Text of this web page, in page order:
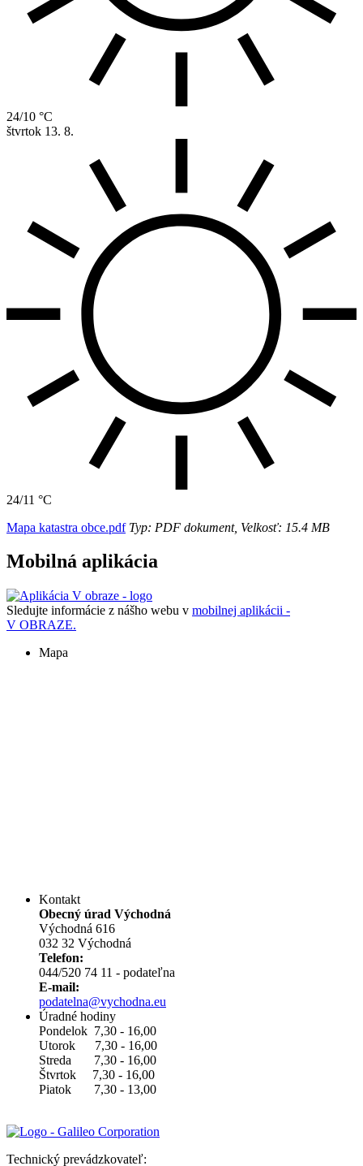
24/10 °C
štvrtok 13. 8.
24/11 °C
Mapa katastra obce.pdfTyp: PDF dokument, Velkosť: 15.4 MB
Mobilná aplikácia
Sledujte informácie z nášho webu v mobilnej aplikácii -
V OBRAZE.
Mapa
Kontakt
Obecný úrad Východná
Východná 616
032 32 Východná
Telefon:
044/520 74 11 - podateľna
E-mail:
podatelna@vychodna.eu
Úradné hodiny
Pondelok 7,30 - 16,00
Utorok 7,30 - 16,00
Streda 7,30 - 16,00
Štvrtok 7,30 - 16,00
Piatok 7,30 - 13,00
Technický prevádzkovateľ: